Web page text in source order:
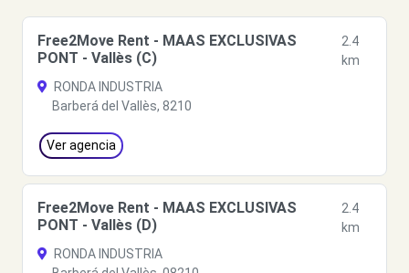
Free2Move Rent - MAAS EXCLUSIVAS
PONT - Vallès (C)
2.4
km
RONDA INDUSTRIA
Barberá del Vallès, 8210
Ver agencia
Free2Move Rent - MAAS EXCLUSIVAS
PONT - Vallès (D)
2.4
km
RONDA INDUSTRIA